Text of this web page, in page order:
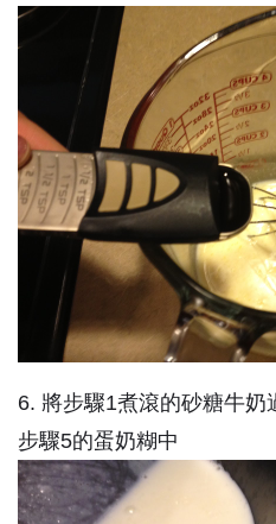
6. 將步驟1煮滾的砂糖牛奶
步驟5的蛋奶糊中